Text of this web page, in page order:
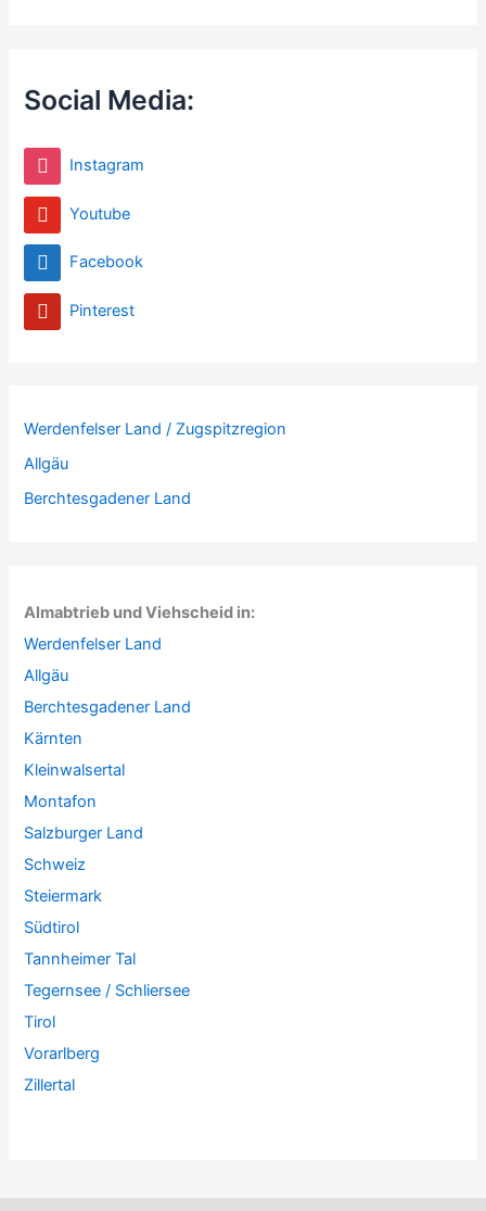
Social Media:
Instagram
Youtube
Facebook
Pinterest
Werdenfelser Land / Zugspitzregion
Allgäu
Berchtesgadener Land
Almabtrieb und Viehscheid in:
Werdenfelser Land
Allgäu
Berchtesgadener Land
Kärnten
Kleinwalsertal
Montafon
Salzburger Land
Schweiz
Steiermark
Südtirol
Tannheimer Tal
Tegernsee / Schliersee
Tirol
Vorarlberg
Zillertal